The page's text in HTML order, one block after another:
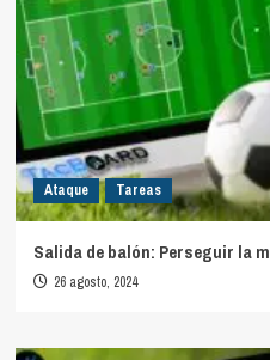
Ataque Tareas
Salida de balón: Perseguir la
26 agosto, 2024